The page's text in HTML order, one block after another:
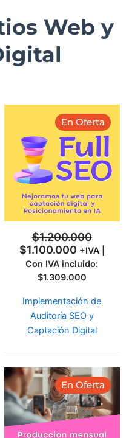
Web y
En Oferta
$1.200.000
original
era:
$1.200.000.
$1.100.000
El
precio
actual
es:
+IVA |
Con IVA incluido:
$1.309.000
Implementación de
Auditoría SEO y
Captación Digital
En Oferta
El
precio
original
era:
$750.000.
El
precio
actual
es:
$550.000.